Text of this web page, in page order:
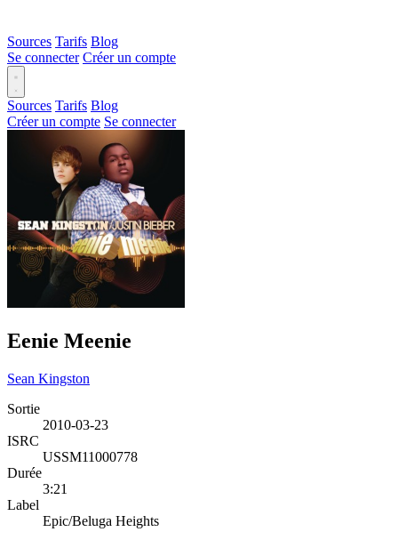
Sources Tarifs Blog
Se connecter Créer un compte
Sources Tarifs Blog
Créer un compte Se connecter
Eenie Meenie
Sean Kingston
Sortie
2010-03-23
ISRC
USSM11000778
Durée
3:21
Label
Epic/Beluga Heights